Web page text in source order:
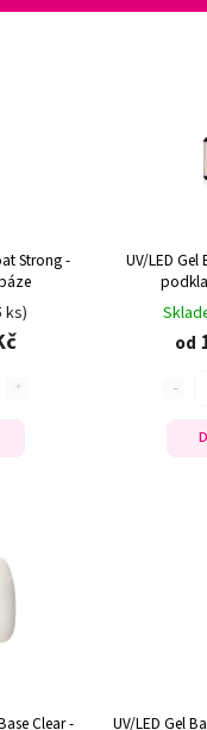
Strong -
ks)
UV/LED Gel
od
Clear -
UV/LED Gel